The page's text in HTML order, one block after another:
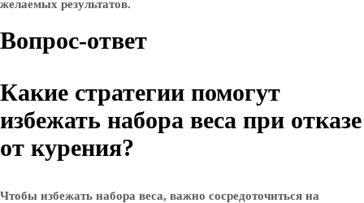
желаемых результатов.
Вопрос-ответ
Какие стратегии помогут
избежать набора веса при отказе
от курения?
Чтобы избежать набора веса, важно сосредоточиться на